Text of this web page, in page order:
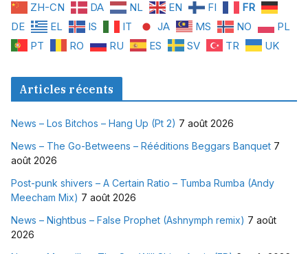
ZH-CN DA NL EN FI
FR
DE
EL IS IT JA MS NO
PL
PT
RO RU ES SV TR UK
Articles récents
News – Los Bitchos – Hang Up (Pt 2) 7 août 2026
News – The Go-Betweens – Rééditions Beggars Banquet 7
août 2026
Post-punk shivers – A Certain Ratio – Tumba Rumba (Andy
Meecham Mix) 7 août 2026
News – Nightbus – False Prophet (Ashnymph remix) 7 août
2026